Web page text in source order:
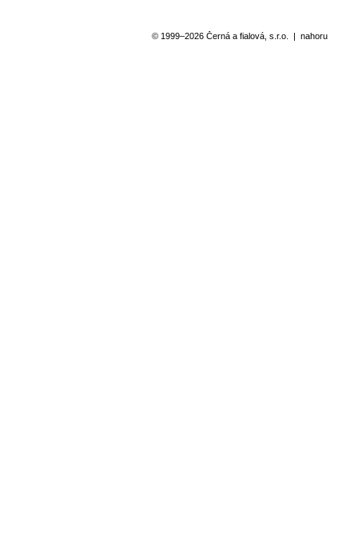
© 1999–2026 Černá a fialová, s.r.o. | nahoru